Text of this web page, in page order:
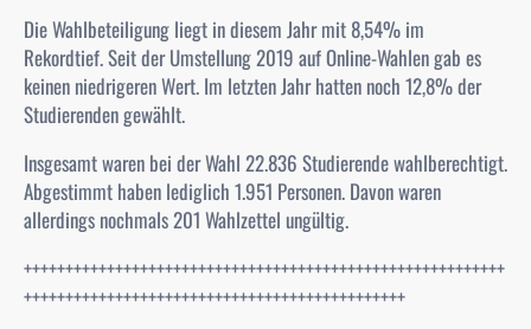
Die Wahlbeteiligung liegt in diesem Jahr mit 8,54% im
Rekordtief. Seit der Umstellung 2019 auf Online-Wahlen gab es
keinen niedrigeren Wert. Im letzten Jahr hatten noch 12,8% der
Studierenden gewählt.
Insgesamt waren bei der Wahl 22.836 Studierende wahlberechtigt.
Abgestimmt haben lediglich 1.951 Personen. Davon waren
allerdings nochmals 201 Wahlzettel ungültig.
++++++++++++++++++++++++++++++++++++++++++++++++++++++++++
++++++++++++++++++++++++++++++++++++++++++++++